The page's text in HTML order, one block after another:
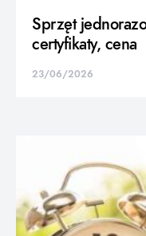
Sprzęt
certyfikaty, cena
23/06/2026